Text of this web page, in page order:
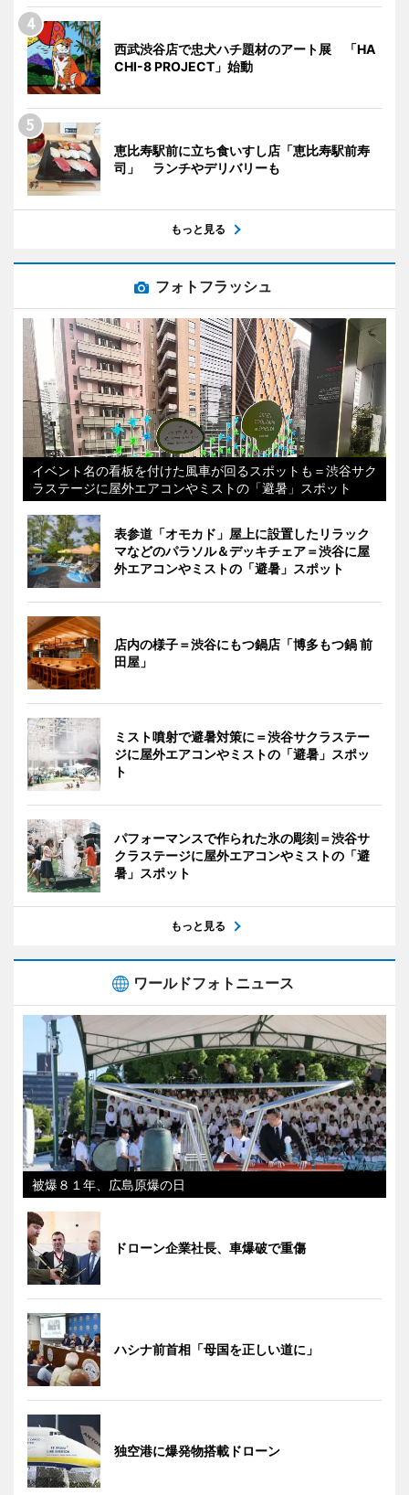
西武渋谷店で忠犬ハチ題材のアート展 「HA
CHI-8 PROJECT」始動
恵比寿駅前に立ち食いすし店「恵比寿駅前寿
司」 ランチやデリバリーも
もっと見る
フォトフラッシュ
イベント名の看板を付けた風車が回るスポットも＝渋谷サク
ラステージに屋外エアコンやミストの「避暑」スポット
表参道「オモカド」屋上に設置したリラック
マなどのパラソル＆デッキチェア＝渋谷に屋
外エアコンやミストの「避暑」スポット
店内の様子＝渋谷にもつ鍋店「博多もつ鍋 前
田屋」
ミスト噴射で避暑対策に＝渋谷サクラステー
ジに屋外エアコンやミストの「避暑」スポッ
ト
パフォーマンスで作られた氷の彫刻＝渋谷サ
クラステージに屋外エアコンやミストの「避
暑」スポット
もっと見る
ワールドフォトニュース
被爆８１年、広島原爆の日
ドローン企業社長、車爆破で重傷
ハシナ前首相「母国を正しい道に」
独空港に爆発物搭載ドローン